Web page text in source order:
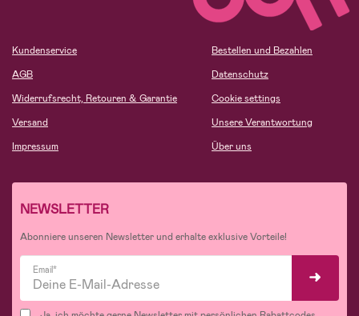
Kundenservice
AGB
Widerrufsrecht, Retouren & Garantie
Versand
Impressum
Bestellen und Bezahlen
Datenschutz
Cookie settings
Unsere Verantwortung
Über uns
NEWSLETTER
Abonniere unseren Newsletter und erhalte exklusive Vorteile!
Email*